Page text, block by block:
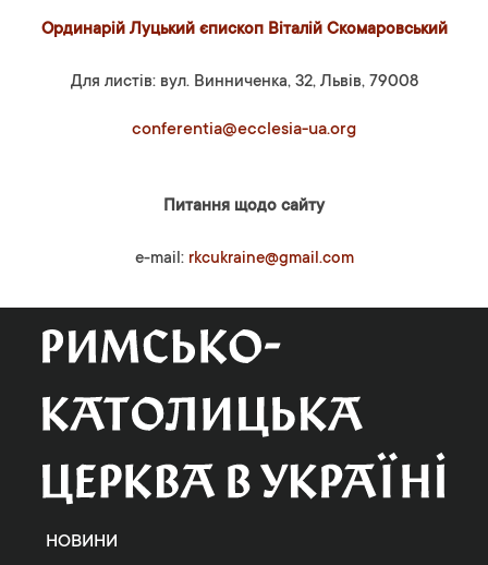
Ординарій Луцький єпископ Віталій Скомаровський
Для листів: вул. Винниченка, 32, Львів, 79008
conferentia@ecclesia-ua.org
Питання щодо сайту
e-mail: rkcukraine@gmail.com
НОВИНИ